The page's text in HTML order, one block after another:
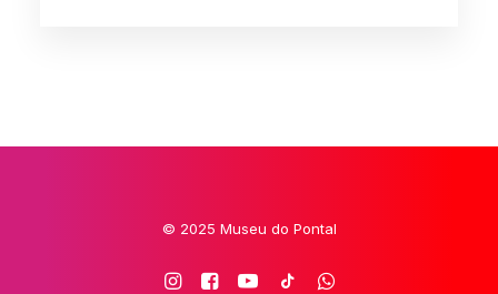
© 2025 Museu do Pontal